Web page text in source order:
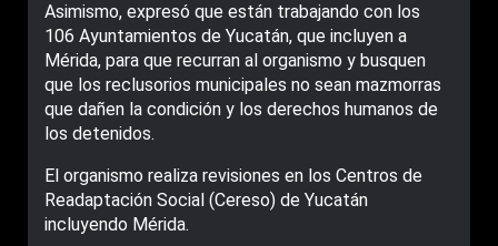
Asimismo, expresó que están trabajando con los
106 Ayuntamientos de Yucatán, que incluyen a
Mérida, para que recurran al organismo y busquen
que los reclusorios municipales no sean mazmorras
que dañen la condición y los derechos humanos de
los detenidos.
El organismo realiza revisiones en los Centros de
Readaptación Social (Cereso) de Yucatán
incluyendo Mérida.